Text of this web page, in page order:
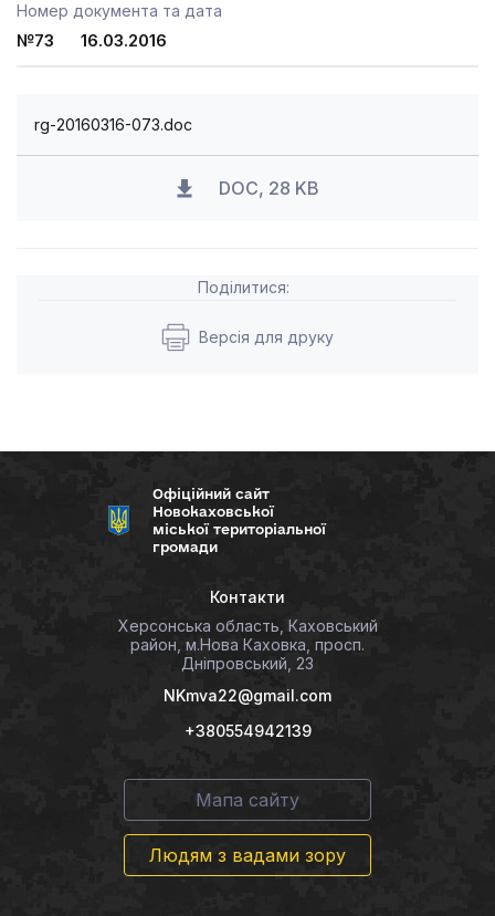
Номер документа та дата
№73 16.03.2016
rg-20160316-073.doc
DOC, 28 KB
Поділитися:
Версія для друку
Офіційний сайт
Новокаховської
міської територіальної
громади
Контакти
Херсонська область, Каховський
район, м.Нова Каховка, просп.
Дніпровський, 23
NKmva22@gmail.com
+380554942139
Мапа сайту
Людям з вадами зору